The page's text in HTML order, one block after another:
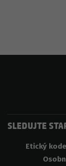
SLEDUJTE
Etický